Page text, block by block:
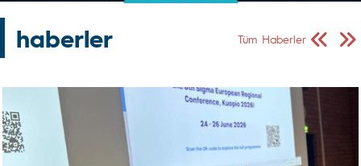
haberler Tüm Haberler
Önceki